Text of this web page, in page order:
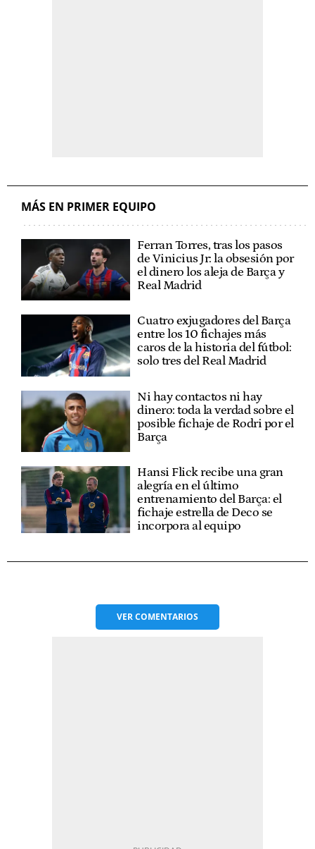
MÁS EN PRIMER EQUIPO
Ferran Torres, tras los pasos
de Vinicius Jr: la obsesión por
el dinero los aleja de Barça y
Real Madrid
Cuatro exjugadores del Barça
entre los 10 fichajes más
caros de la historia del fútbol:
solo tres del Real Madrid
Ni hay contactos ni hay
dinero: toda la verdad sobre el
posible fichaje de Rodri por el
Barça
Hansi Flick recibe una gran
alegría en el último
entrenamiento del Barça: el
fichaje estrella de Deco se
incorpora al equipo
VERCOMENTARIOS